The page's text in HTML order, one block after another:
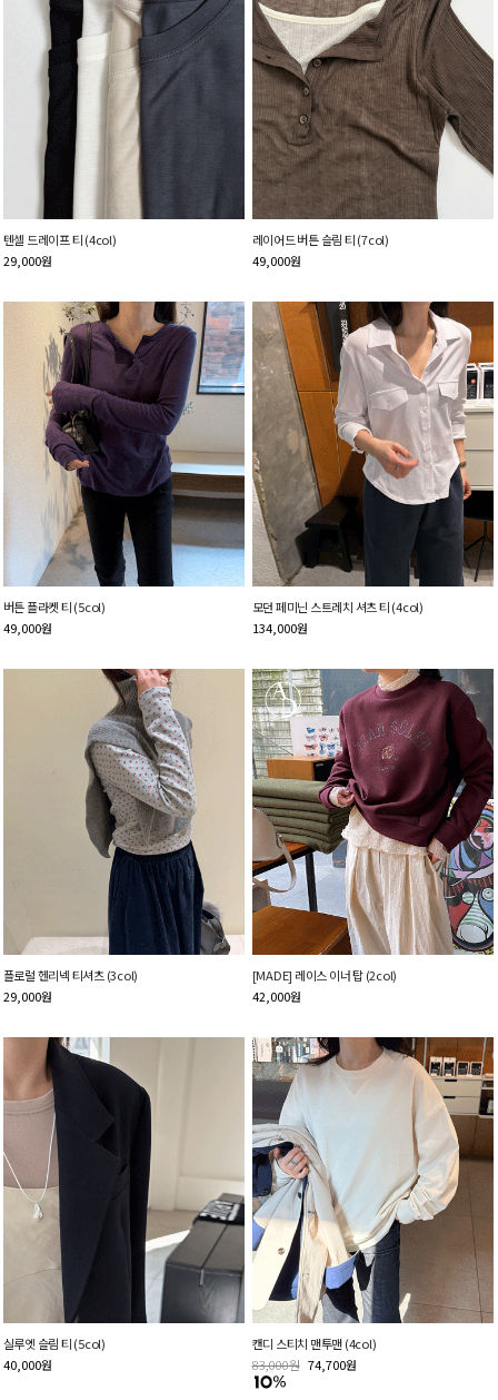
텐셀 드레이프 티 (4col)
29,000원
레이어드 버튼 슬림 티 (7col)
49,000원
버튼 플라켓 티 (5col)
49,000원
모던 페미닌 스트레치 셔츠 티 (4col)
134,000원
플로럴 헨리넥 티셔츠 (3col)
29,000원
[MADE] 레이스 이너 탑 (2col)
42,000원
실루엣 슬림 티 (5col)
40,000원
캔디 스티치 맨투맨 (4col)
83,000원 74,700원